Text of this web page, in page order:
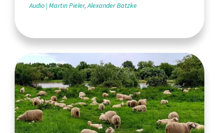
Audio Martin Pieler, Alexander Batzke